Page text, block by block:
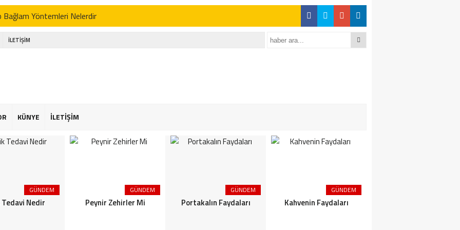
Bağlam Yöntemleri Nelerdir
Nedir
Zehirler Mi
Faydaları
Faydaları
Şekeriniz Olabilir! İnteraktif Öğren
Akgün Kimdir
İLETİŞİM
KÜNYE İLETİŞİM
GÜNDEM
Nedir
GÜNDEM
Peynir Zehirler Mi
GÜNDEM
Portakalın Faydaları
GÜNDEM
Kahvenin Faydaları